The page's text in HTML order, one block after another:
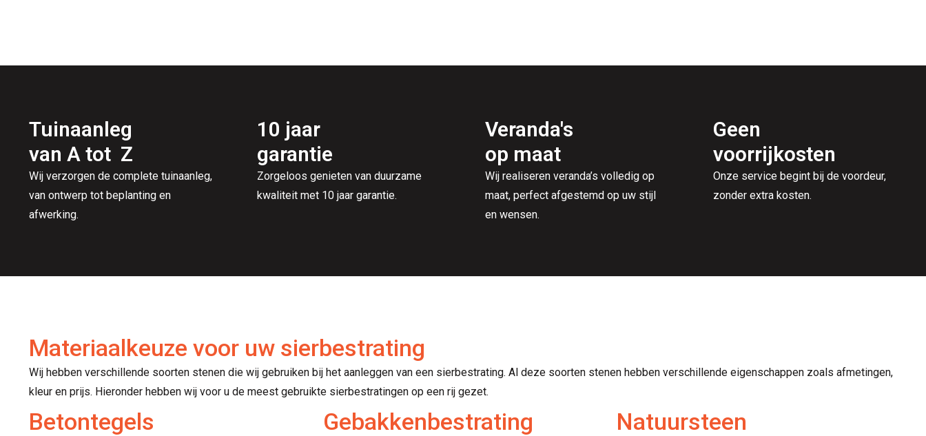
Tuinaanleg
van A tot Z
Wij verzorgen de complete tuinaanleg,
van ontwerp tot beplanting en
afwerking.
10 jaar
garantie
Zorgeloos genieten van duurzame
kwaliteit met 10 jaar garantie.
Veranda's
op maat
Wij realiseren veranda’s volledig op
maat, perfect afgestemd op uw stijl
en wensen.
Geen
voorrijkosten
Onze service begint bij de voordeur,
zonder extra kosten.
Materiaalkeuze voor uw sierbestrating
Wij hebben verschillende soorten stenen die wij gebruiken bij het aanleggen van een sierbestrating. Al deze soorten stenen hebben verschillende eigenschappen zoals afmetingen,
kleur en prijs. Hieronder hebben wij voor u de meest gebruikte sierbestratingen op een rij gezet.
Betontegels Gebakkenbestrating Natuursteen